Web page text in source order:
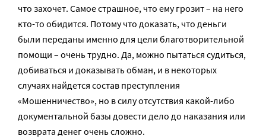
что захочет. Самое страшное, что ему грозит – на него
кто-то обидится. Потому что доказать, что деньги
были переданы именно для цели благотворительной
помощи – очень трудно. Да, можно пытаться судиться,
добиваться и доказывать обман, и в некоторых
случаях найдется состав преступления
«Мошенничество», но в силу отсутствия какой-либо
документальной базы довести дело до наказания или
возврата денег очень сложно.